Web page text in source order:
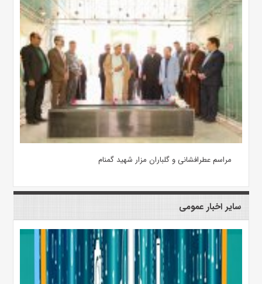
مراسم عطرافشانی و گلباران مزار شهید گمنام
سایر اخبار عمومی